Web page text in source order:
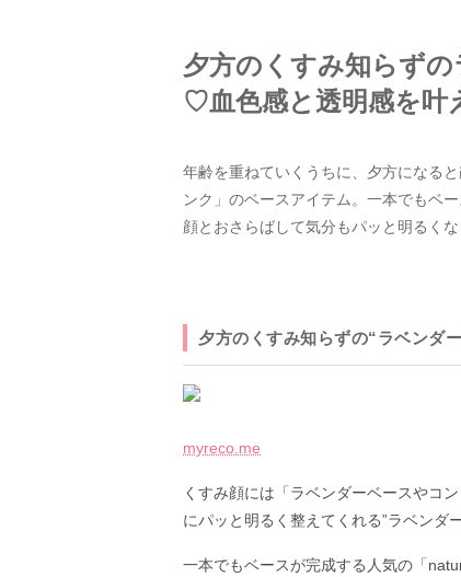
夕方のくすみ知らず
♡血色感と透明感を叶
年齢を重ねていくうちに、夕方になる
ンク」のベースアイテム。一本でもベ
顔とおさらばして気分もパッと明るくな
夕方のくすみ知らずの“ラベンダ
myreco.me
くすみ顔には「ラベンダーベースやコ
にパッと明るく整えてくれる”ラベンダ
一本でもベースが完成する人気の「